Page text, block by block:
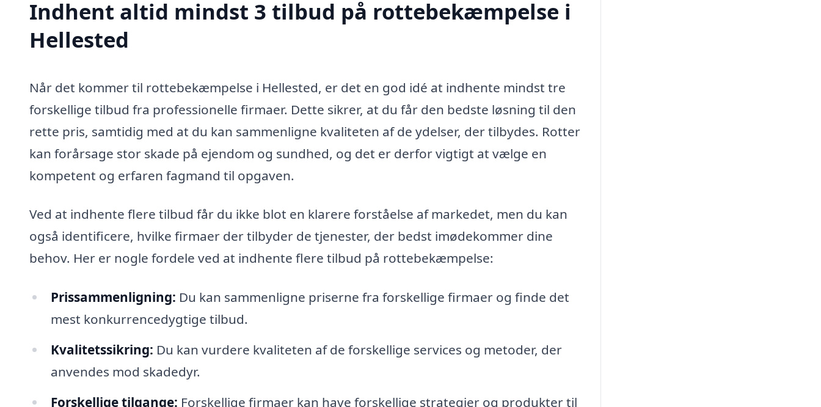
Indhent altid mindst 3 tilbud på rottebekæmpelse i
Hellested
Når det kommer til rottebekæmpelse i Hellested, er det en god idé at indhente mindst tre
forskellige tilbud fra professionelle firmaer. Dette sikrer, at du får den bedste løsning til den
rette pris, samtidig med at du kan sammenligne kvaliteten af de ydelser, der tilbydes. Rotter
kan forårsage stor skade på ejendom og sundhed, og det er derfor vigtigt at vælge en
kompetent og erfaren fagmand til opgaven.
Ved at indhente flere tilbud får du ikke blot en klarere forståelse af markedet, men du kan
også identificere, hvilke firmaer der tilbyder de tjenester, der bedst imødekommer dine
behov. Her er nogle fordele ved at indhente flere tilbud på rottebekæmpelse:
Prissammenligning: Du kan sammenligne priserne fra forskellige firmaer og finde det
mest konkurrencedygtige tilbud.
Kvalitetssikring: Du kan vurdere kvaliteten af de forskellige services og metoder, der
anvendes mod skadedyr.
Forskellige tilgange: Forskellige firmaer kan have forskellige strategier og produkter til